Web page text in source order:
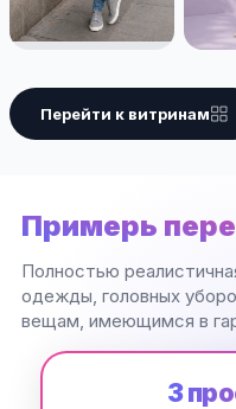
Перейти к витринам
Примерь
Полностью
одежды, головных
вещам, имеющимся в
3